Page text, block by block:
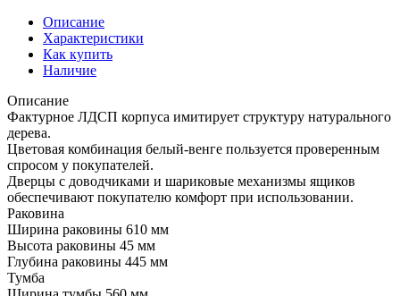
Описание
Характеристики
Как купить
Наличие
Описание
Фактурное ЛДСП корпуса имитирует структуру натурального
дерева.
Цветовая комбинация белый-венге пользуется проверенным
спросом у покупателей.
Дверцы с доводчиками и шариковые механизмы ящиков
обеспечивают покупателю комфорт при использовании.
Раковина
Ширина раковины 610 мм
Высота раковины 45 мм
Глубина раковины 445 мм
Тумба